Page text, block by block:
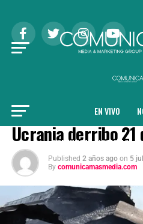
EN VIVO
COMUNICA + NOTICIAS
NACIONAL
Ucrania derribo 21
Published 2 años ago on 5
By comunicamasmedia.com